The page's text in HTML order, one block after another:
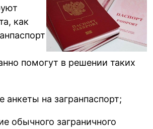
как
помогут в решении таких
анкеты на загранпаспорт;
обычного заграничного